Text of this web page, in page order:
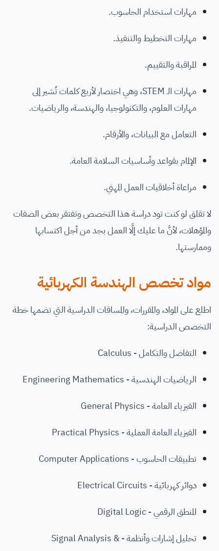
مهارات استخدام الحاسوب.
مهارات التخطيط والتنفيذ.
المراقبة والتقييم.
مهارات الـ STEM، وهي اختصار لأربع كلمات تُشير إلى
مهارات العلوم، والتكنولوجيا، والهندسة، والرياضيات.
التعامل مع البيانات، والأرقام.
الإلمام بقواعد وأساسيات السلامة العامة.
مراعاة أخلاقيات العمل المهني.
لا تقلق لو كنت تود دراسة هذا التخصص وتفتقر بعض الصفات
والمؤهلات، لأنَّ ما عليك إلَّا العمل بجد من أجل اكتسابها
وممارستها.
مواد تخصص الهندسة الكهربائية
اطلع على المواد، والمقررات، والمساقات الدراسية التي تضمها خطة
التخصص الدراسية:
التفاضل والتكامل - Calculus
الرياضيات الهندسية - Engineering Mathematics
الفيزياء العامة - General Physics
الفيزياء العامة العملية - Practical Physics
تطبيقات الحاسوب - Computer Applications
دوائر كهربائية - Electrical Circuits
المنطق الرقمي - Digital Logic
تحليل إشارات وأنظمة - Signal Analysis &